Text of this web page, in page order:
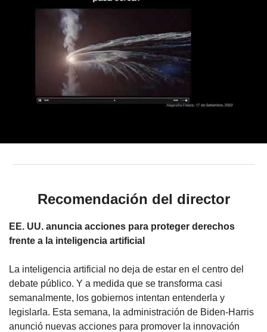
Recomendación del director
EE. UU. anuncia acciones para proteger derechos
frente a la inteligencia artificial
La inteligencia artificial no deja de estar en el centro del
debate público. Y a medida que se transforma casi
semanalmente, los gobiernos intentan entenderla y
legislarla. Esta semana, la administración de Biden-⁠Harris
anunció nuevas acciones para promover la innovación